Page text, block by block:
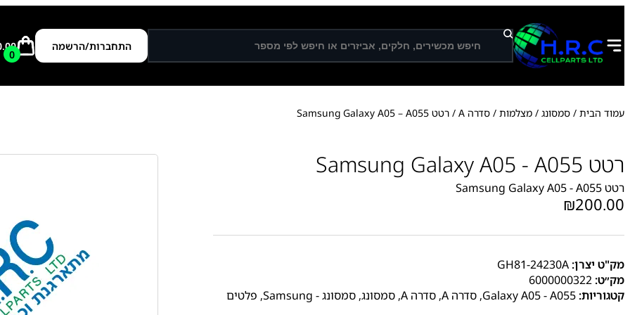
ח
י
פ
התחברות/הרשמה
0
עמוד הבית / סמסונג / מצלמות / סדרה A / רטט Samsung Galaxy A05 – A055
רטט Samsung Galaxy A05 - A055
רטט Samsung Galaxy A05 - A055
₪200.00
מק"ט יצרן: GH81-24230A
מק״ט: 6000000322
קטגוריות: Galaxy A05 - A055
, סדרה A , סדרה A , סמסונג, סמסונג - Samsung , פלטים